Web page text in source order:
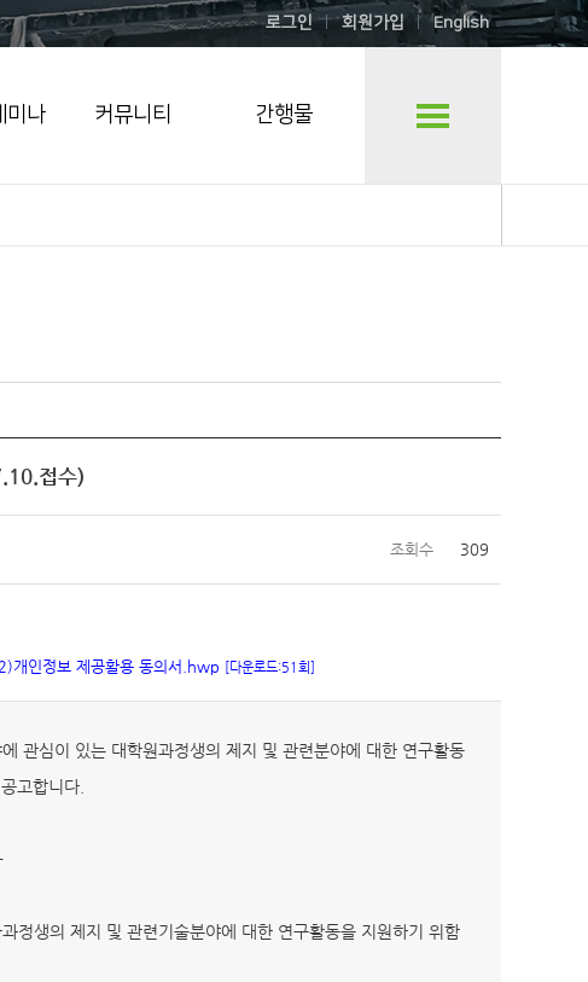
로그인 회원가입 English
미나 커뮤니티 간행물
접수)
조회수 309
개인정보 제공활용 동의서.hwp [다운로드:51회]
관심이 있는 대학원과정생의 제지 및 관련분야에 대한 연구활동
고합니다.
정생의 제지 및 관련기술분야에 대한 연구활동을 지원하기 위함